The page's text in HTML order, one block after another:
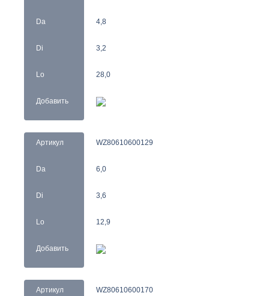
Da
Di
Lo
Добавить
4,8
3,2
28,0
Артикул
Da
Di
Lo
Добавить
WZ80610600129
6,0
3,6
12,9
Артикул WZ80610600170